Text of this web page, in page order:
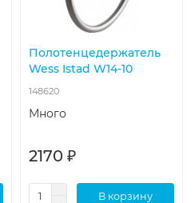
Полотенцедержатель
Wess Istad W14-10
148620
Много
2170 ₽
В корзину